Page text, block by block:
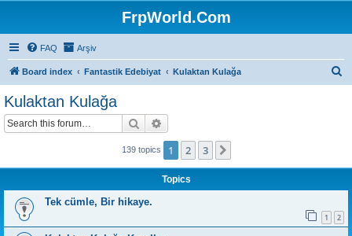
FrpWorld.Com
FAQ Arşiv
Board index Fantastik Edebiyat Kulaktan Kulağa
Kulaktan Kulağa
Search
139 topics 1 2 3
Topics
Tek cümle, Bir hikaye.
1 2